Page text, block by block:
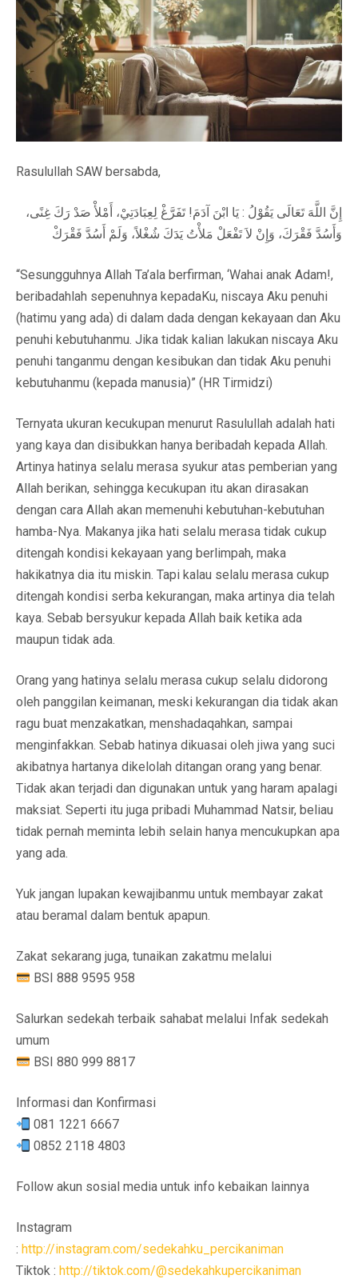
Rasulullah SAW bersabda,
إِنَّ اللَّهَ تَعَالَى يَقُوْلُ : يَا ابْنَ آدَمَ! تَفَرَّغْ لِعِبَادَتِيْ، أَمْلأْ صَدْ رَكَ غِنًى،
وَأَسُدَّ فَقْرَكَ، وَإِنْ لاَ تَفْعَلْ مَلأْتُ يَدَكَ شُغْلاً، وَلَمْ أَسُدَّ فَقْرَكْ
“Sesungguhnya Allah Ta’ala berfirman, ‘Wahai anak Adam!,
beribadahlah sepenuhnya kepadaKu, niscaya Aku penuhi
(hatimu yang ada) di dalam dada dengan kekayaan dan Aku
penuhi kebutuhanmu. Jika tidak kalian lakukan niscaya Aku
penuhi tanganmu dengan kesibukan dan tidak Aku penuhi
kebutuhanmu (kepada manusia)” (HR Tirmidzi)
Ternyata ukuran kecukupan menurut Rasulullah adalah hati
yang kaya dan disibukkan hanya beribadah kepada Allah.
Artinya hatinya selalu merasa syukur atas pemberian yang
Allah berikan, sehingga kecukupan itu akan dirasakan
dengan cara Allah akan memenuhi kebutuhan-kebutuhan
hamba-Nya. Makanya jika hati selalu merasa tidak cukup
ditengah kondisi kekayaan yang berlimpah, maka
hakikatnya dia itu miskin. Tapi kalau selalu merasa cukup
ditengah kondisi serba kekurangan, maka artinya dia telah
kaya. Sebab bersyukur kepada Allah baik ketika ada
maupun tidak ada.
Orang yang hatinya selalu merasa cukup selalu didorong
oleh panggilan keimanan, meski kekurangan dia tidak akan
ragu buat menzakatkan, menshadaqahkan, sampai
menginfakkan. Sebab hatinya dikuasai oleh jiwa yang suci
akibatnya hartanya dikelolah ditangan orang yang benar.
Tidak akan terjadi dan digunakan untuk yang haram apalagi
maksiat. Seperti itu juga pribadi Muhammad Natsir, beliau
tidak pernah meminta lebih selain hanya mencukupkan apa
yang ada.
Yuk jangan lupakan kewajibanmu untuk membayar zakat
atau beramal dalam bentuk apapun.
Zakat sekarang juga, tunaikan zakatmu melalui
BSI 888 9595 958
Salurkan sedekah terbaik sahabat melalui Infak sedekah
umum
BSI 880 999 8817
Informasi dan Konfirmasi
081 1221 6667
0852 2118 4803
Follow akun sosial media untuk info kebaikan lainnya
Instagram
: http://instagram.com/sedekahku_percikaniman
Tiktok : http://tiktok.com/@sedekahkupercikaniman